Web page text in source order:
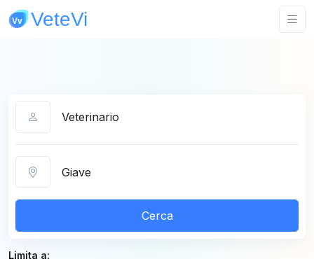
Cerca
Limita a: